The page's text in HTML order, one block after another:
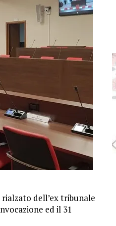
dell’ex tribunale
ed il 31